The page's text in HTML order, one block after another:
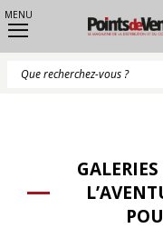
MENU